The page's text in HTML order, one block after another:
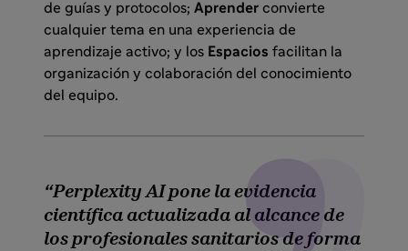
de guías y protocolos; Aprender convierte
cualquier tema en una experiencia de
aprendizaje activo; y los Espacios facilitan la
organización y colaboración del conocimiento
del equipo.
Perplexity AI pone la evidencia
científica actualizada al alcance de
los profesionales sanitarios de forma